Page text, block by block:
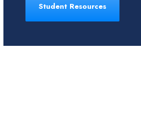
Student Resources